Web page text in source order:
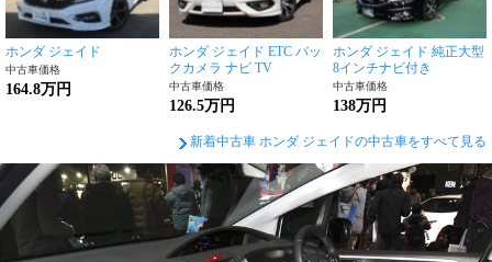
ホンダ ジェイド
中古車価格
164.8万円
ホンダ ジェイド ETC バッ
クカメラ ナビ TV
中古車価格
126.5万円
ホンダ ジェイド 純正大型
8インチナビ付き
中古車価格
138万円
新着中古車 ホンダ ジェイドの中古車をすべて見る